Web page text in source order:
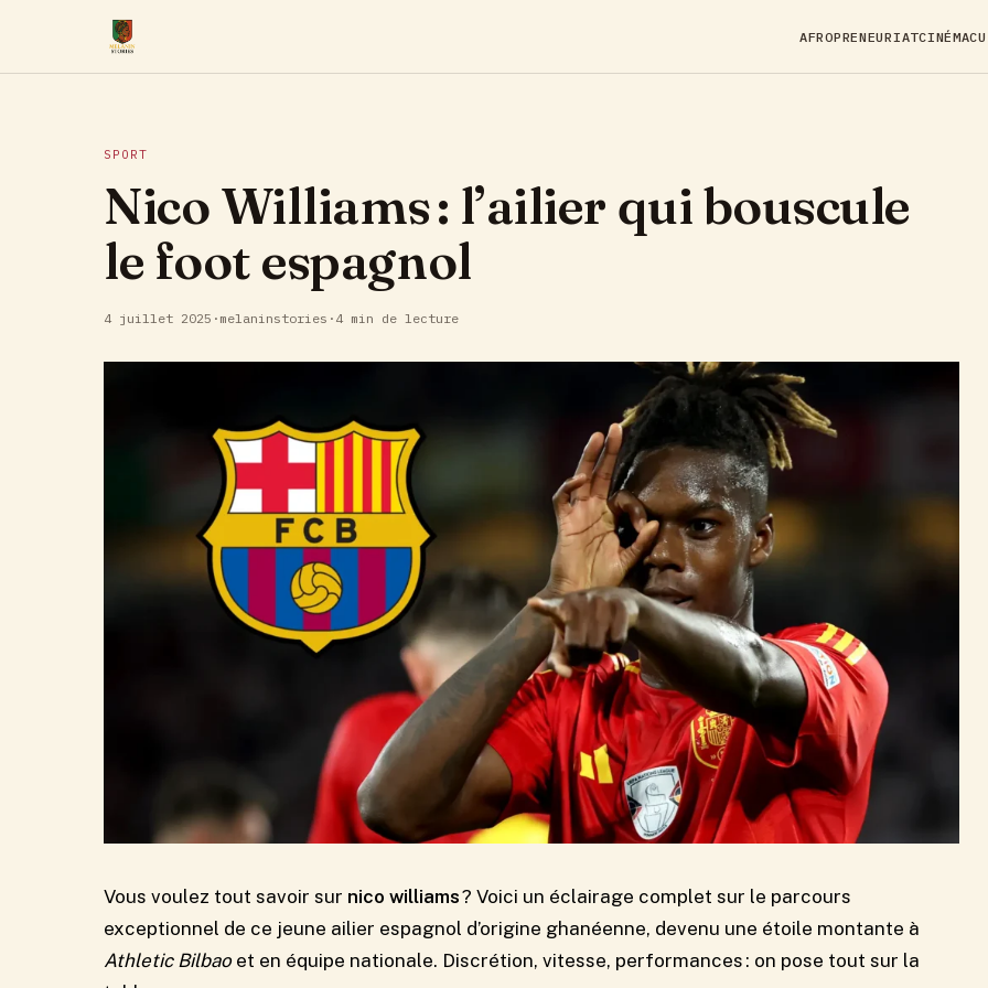
AFROPRENEURIATCINÉMA
SPORT
Nico Williams : l’ailier qui bouscule
le foot espagnol
4 juillet 2025 · melaninstories · 4 min de lecture
Vous voulez tout savoir sur nico williams? Voici un éclairage complet sur le parcours
exceptionnel de ce jeune ailier espagnol d’origine ghanéenne, devenu une étoile montante à
Athletic Bilbaoet en équipe nationale. Discrétion, vitesse, performances : on pose tout sur la